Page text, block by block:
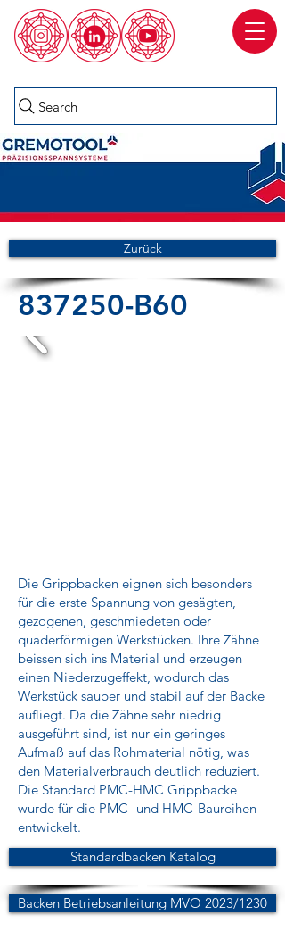
Search
Zurück
837250-B60
Die Grippbacken eignen sich besonders
für die erste Spannung von gesägten,
gezogenen, geschmiedeten oder
quaderförmigen Werkstücken. Ihre Zähne
beissen sich ins Material und erzeugen
einen Niederzugeffekt, wodurch das
Werkstück sauber und stabil auf der Backe
aufliegt. Da die Zähne sehr niedrig
ausgeführt sind, ist nur ein geringes
Aufmaß auf das Rohmaterial nötig, was
den Materialverbrauch deutlich reduziert.
Die Standard PMC-HMC Grippbacke
wurde für die PMC- und HMC-Baureihen
entwickelt.
Standardbacken Katalog
Backen Betriebsanleitung MVO 2023/1230